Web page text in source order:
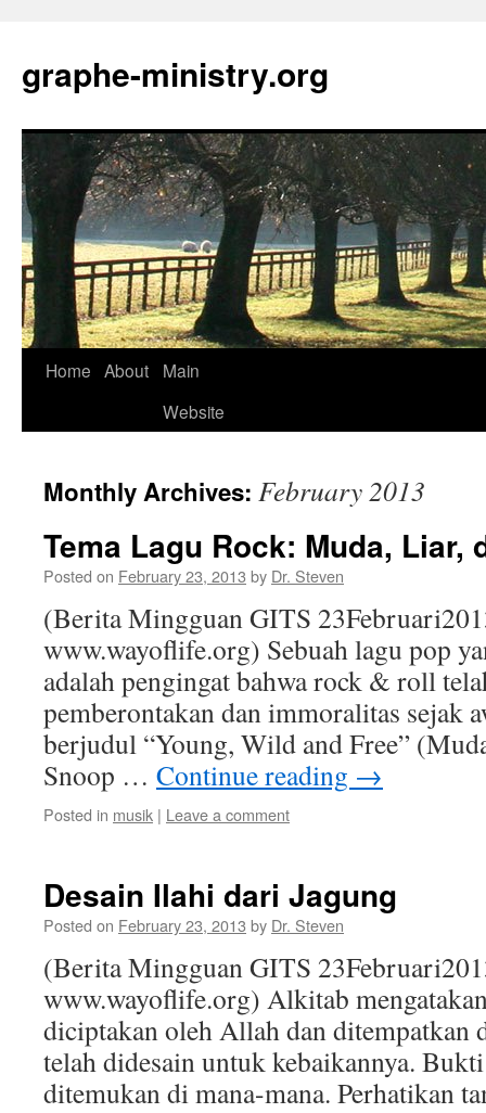
content
graphe-ministry.org
Home About
Main
Website
Monthly Archives: February 2013
Tema Lagu Rock: Muda, Liar,
Posted on February 23, 2013 by Dr. Steven
(Berita Mingguan GITS
www.wayoflife.org) Sebuah lagu pop
adalah pengingat bahwa rock & roll
pemberontakan dan immoralitas sejak
berjudul “Young, Wild and Free”
Snoop … Continue reading →
Posted in musik | Leave a comment
Desain Ilahi dari Jagung
Posted on February 23, 2013 by Dr. Steven
(Berita Mingguan GITS
www.wayoflife.org) Alkitab
diciptakan oleh Allah dan ditempatkan
telah didesain untuk kebaikannya.
ditemukan di mana-mana. Perhatikan